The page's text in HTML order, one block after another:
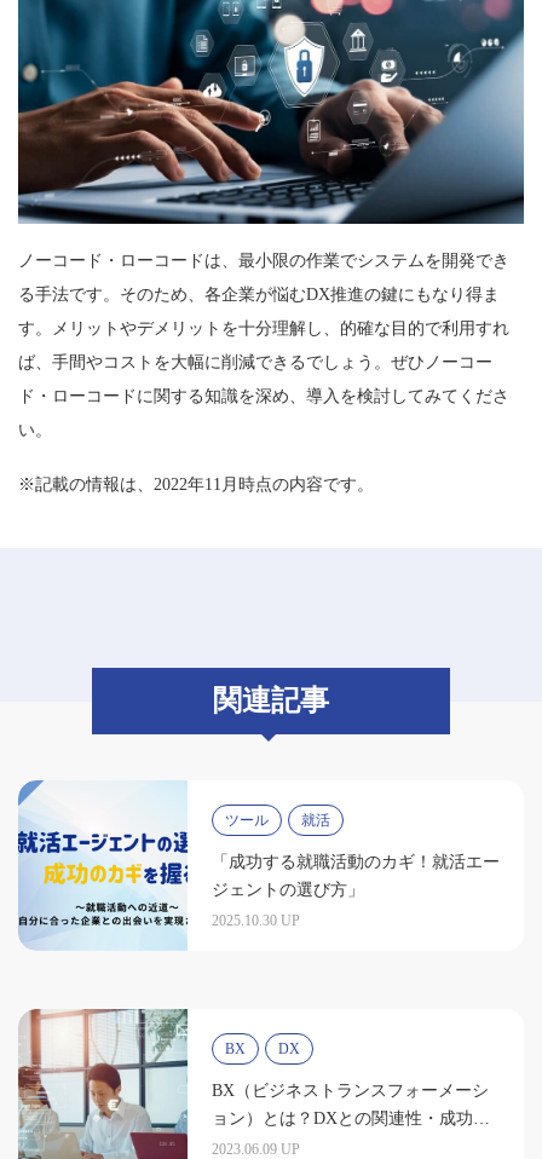
ノーコード・ローコードは、最小限の作業でシステムを開発でき
る手法です。そのため、各企業が悩むDX推進の鍵にもなり得ま
す。メリットやデメリットを十分理解し、的確な目的で利用すれ
ば、手間やコストを大幅に削減できるでしょう。ぜひノーコー
ド・ローコードに関する知識を深め、導入を検討してみてくださ
い。
※記載の情報は、2022年11月時点の内容です。
関連記事
ツール 就活
「成功する就職活動のカギ！就活エー
ジェントの選び方」
2025.10.30 UP
BX DX
BX（ビジネストランスフォーメーシ
ョン）とは？DXとの関連性・成功の
ポイント
2023.06.09 UP